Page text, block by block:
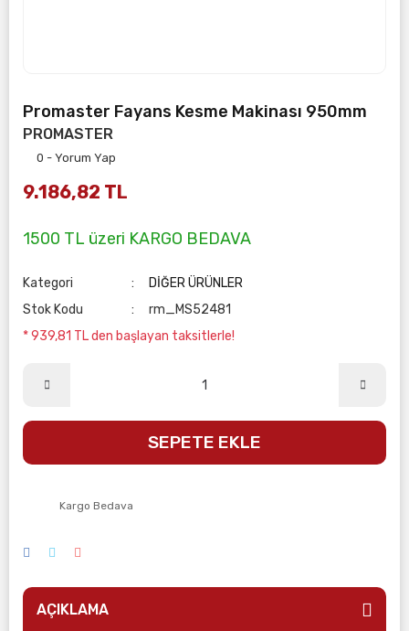
Promaster Fayans Kesme Makinası 950mm
PROMASTER
0 - Yorum Yap
9.186,82 TL
1500 TL üzeri KARGO BEDAVA
Kategori
DİĞER ÜRÜNLER
Stok Kodu
rm_MS52481
* 939,81 TL den başlayan taksitlerle!
SEPETE EKLE
Kargo Bedava
AÇIKLAMA